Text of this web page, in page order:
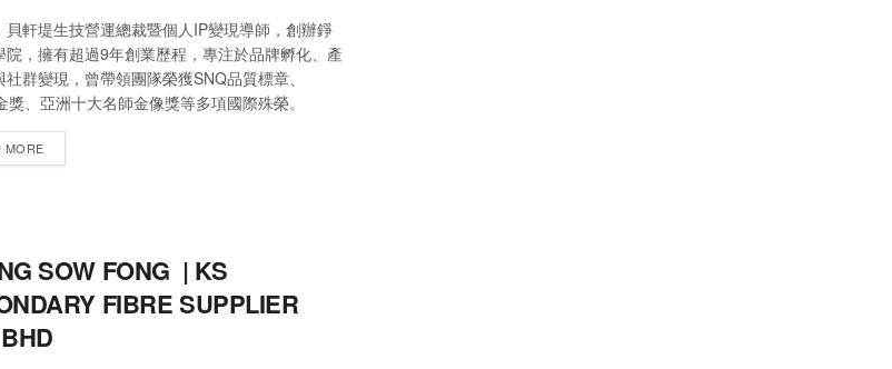
貝軒堤生技營運總裁暨個人IP變現導師，創辦錚
院，擁有超過9年創業歷程，專注於品牌孵化、產
群變現，曾帶領團隊榮獲SNQ品質標章、
獎、亞洲十大名師金像獎等多項國際殊榮。
MORE
SOW FONG | KS
FIBRE SUPPLIER